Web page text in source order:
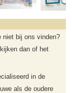
niet bij ons vinden?
dan of het
in de
als de oudere